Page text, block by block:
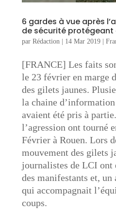
6 gardes à vue après
de sécurité protégeant
par Rédaction| 14 Mar 2019|
[FRANCE] Les faits
le 23 février en marge
des gilets jaunes.
la chaine
avaient été pris à
l’agression ont tourné
Février à Rouen. Lors
mouvement des gilets
journalistes de LCI ont
des manifestants et, un
qui accompagnait
coups.